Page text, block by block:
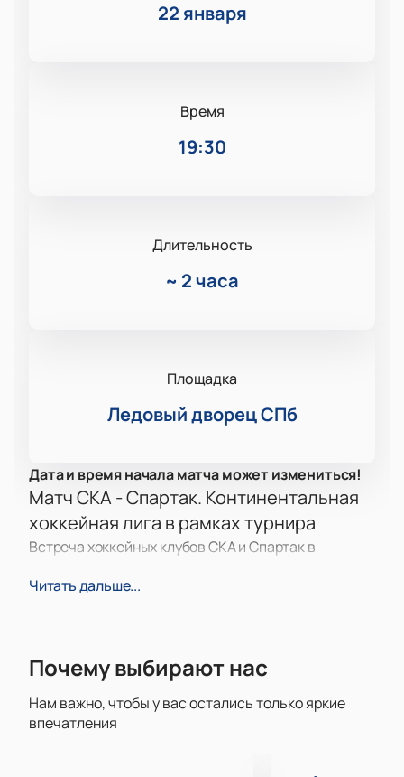
22 января
Время
19:30
Длительность
~ 2 часа
Площадка
Ледовый дворец СПб
Дата и время начала матча может измениться!
Матч СКА - Спартак. Континентальная
хоккейная лига в рамках турнира
Встреча хоккейных клубов СКА и Спартак в
ярких событий сезона для поклонников этого вида
настоящей борьбы за результат. Каждая игра
между этими соперниками создает особую
атмосферу, когда на льду решается судьба двух
сильнейших участников КХЛ. Матчи такого уровня
Читать дальше...
Почему выбирают нас
Нам важно, чтобы у вас остались только яркие
впечатления